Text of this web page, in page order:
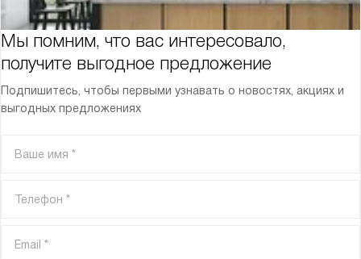
Мы помним, что вас интересовало,
получите выгодное предложение
Подпишитесь, чтобы первыми узнавать о новостях, акциях и
выгодных предложениях